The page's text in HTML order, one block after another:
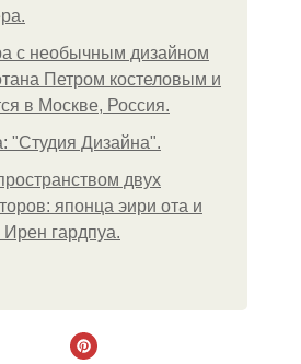
с необычным дизайном
Петром костеловым и
в Москве, Россия.
"Студия Дизайна".
двух
японца эири ота и
Ирен гардпуа.